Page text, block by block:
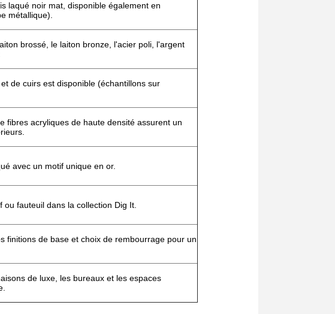
laqué noir mat, disponible également en
métallique).
brossé, le laiton bronze, l'acier poli, l'argent
de cuirs est disponible (échantillons sur
fibres acryliques de haute densité assurent un
avec un motif unique en or.
fauteuil dans la collection Dig It.
finitions de base et choix de rembourrage pour un
de luxe, les bureaux et les espaces